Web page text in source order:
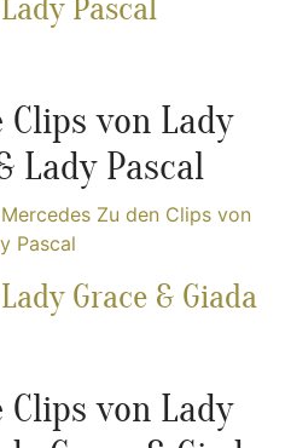
Pascal
Clips von Lady
Lady Pascal
Zu den Clips von
Pascal
Grace & Giada
Clips von Lady